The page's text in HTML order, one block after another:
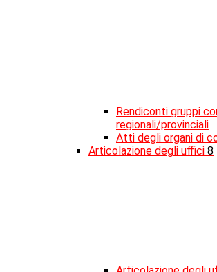
Rendiconti gruppi
regionali/provinciali
Atti degli organi di
Articolazione degli uffici 8